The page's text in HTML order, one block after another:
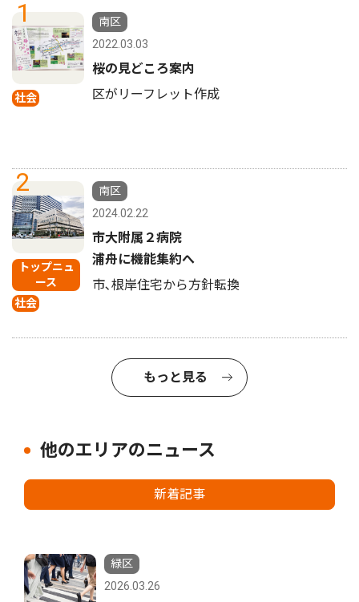
1
社会
南区
2022.03.03
桜の見どころ案内
区がリーフレット作成
2
トップニュ
ース
社会
南区
2024.02.22
市大附属２病院
浦舟に機能集約へ
市､根岸住宅から方針転換
もっと見る
他のエリアのニュース
新着記事
緑区
2026.03.26